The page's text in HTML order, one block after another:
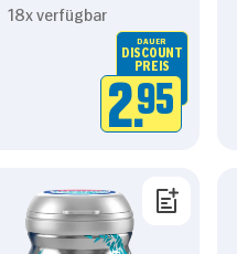
18x verfügbar
DAUER
DISCOUNT
PREIS
2.95